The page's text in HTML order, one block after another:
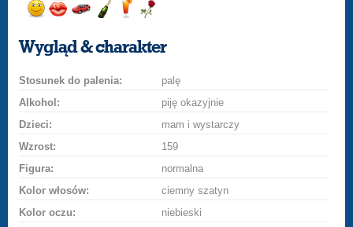
uśmiech
buziakasamochodem
szampana
drinka
różę
Wygląd & charakter
Stosunek do palenia:
palę
Alkohol:
piję okazyjnie
Dzieci:
mam i wystarczy
Wzrost:
159
Figura:
normalna
Kolor włosów:
ciemny szatyn
Kolor oczu:
niebieski